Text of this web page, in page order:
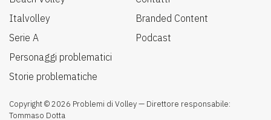
Italvolley
Serie A
Personaggi problematici
Storie problematiche
Branded Content
Podcast
Copyright © 2026 Problemi di Volley — Direttore responsabile:
Tommaso Dotta